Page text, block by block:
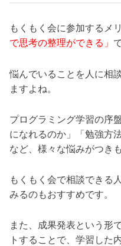
もくもく会に参加するメ
で思考の整理ができる」
悩んでいることを人に相
ますよね。
プログラミング学習の序
になれるのか」「勉強方
など、様々な悩みがつき
もくもく会で相談できる
みるのもおすすめです。
また、成果発表という形
トすることで、学習した